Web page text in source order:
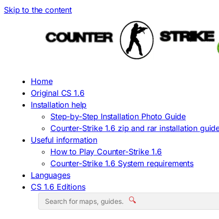
Skip to the content
Home
Original CS 1.6
Installation help
Step-by-Step Installation Photo Guide
Counter-Strike 1.6 zip and rar installation
Useful information
How to Play Counter-Strike 1.6
Counter-Strike 1.6 System requirements
Languages
CS 1.6 Editions
🔍